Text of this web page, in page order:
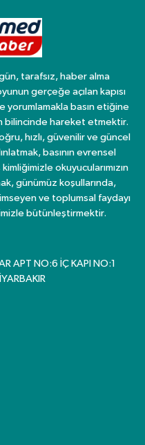
tarafsız, haber alma
gerçeğe açılan kapısı
yorumlamakla basın etiğine
bilincinde hareket etmektir.
hızlı, güvenilir ve güncel
basının evrensel
okuyucularımızın
günümüz koşullarında,
ve toplumsal faydayı
bütünleştirmektir.
APT NO:6 İÇ KAPI NO:1